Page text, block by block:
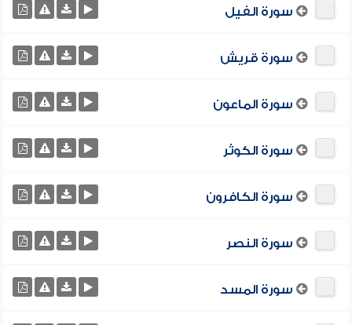
سورة الفيل
سورة قريش
سورة الماعون
سورة الكوثر
سورة الكافرون
سورة النصر
سورة المسد